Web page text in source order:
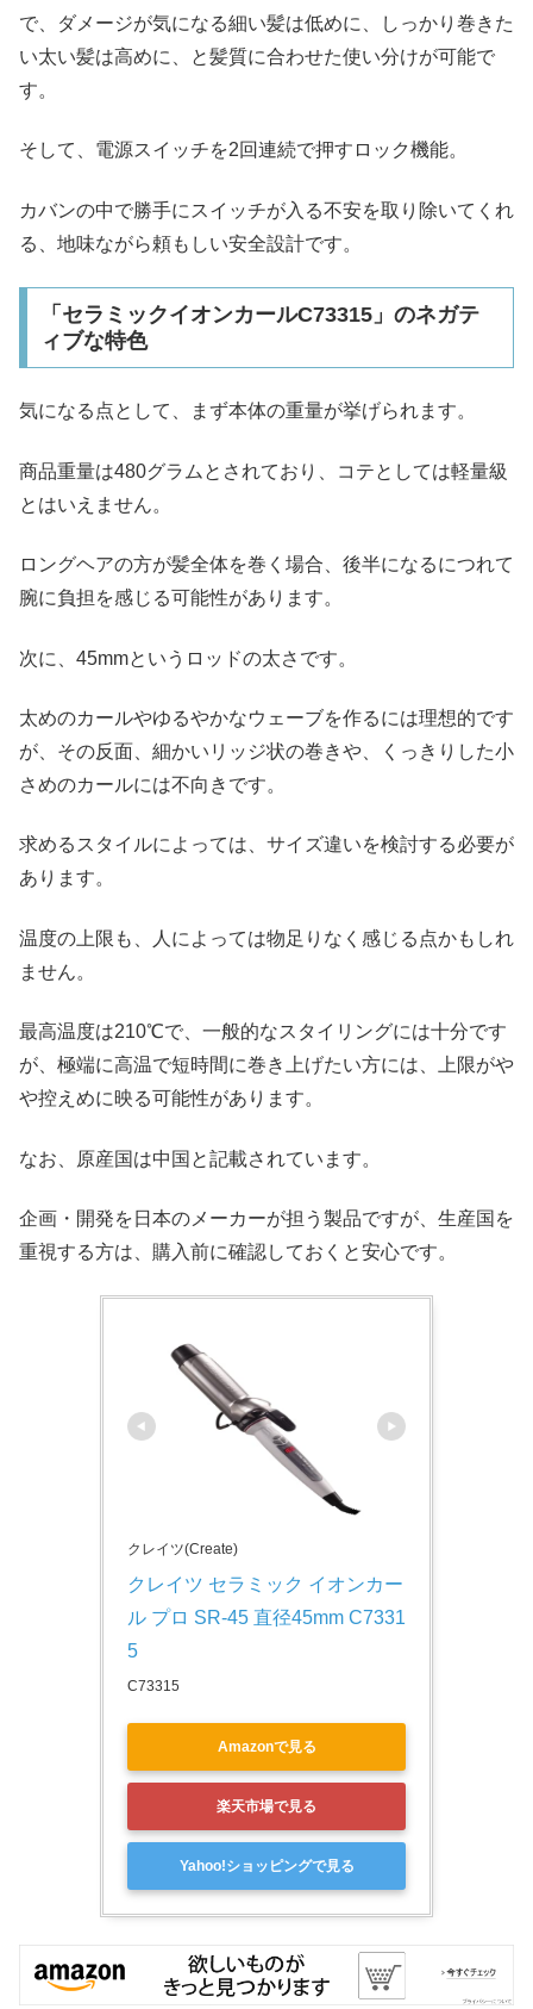
で、ダメージが気になる細い髪は低めに、しっかり巻きた
い太い髪は高めに、と髪質に合わせた使い分けが可能で
す。
そして、電源スイッチを2回連続で押すロック機能。
カバンの中で勝手にスイッチが入る不安を取り除いてくれ
る、地味ながら頼もしい安全設計です。
「セラミックイオンカールC73315」のネガテ
ィブな特色
気になる点として、まず本体の重量が挙げられます。
商品重量は480グラムとされており、コテとしては軽量級
とはいえません。
ロングヘアの方が髪全体を巻く場合、後半になるにつれて
腕に負担を感じる可能性があります。
次に、45mmというロッドの太さです。
太めのカールやゆるやかなウェーブを作るには理想的です
が、その反面、細かいリッジ状の巻きや、くっきりした小
さめのカールには不向きです。
求めるスタイルによっては、サイズ違いを検討する必要が
あります。
温度の上限も、人によっては物足りなく感じる点かもしれ
ません。
最高温度は210℃で、一般的なスタイリングには十分です
が、極端に高温で短時間に巻き上げたい方には、上限がや
や控えめに映る可能性があります。
なお、原産国は中国と記載されています。
企画・開発を日本のメーカーが担う製品ですが、生産国を
重視する方は、購入前に確認しておくと安心です。
クレイツ(Create)
クレイツ セラミック イオンカー
ル プロ SR-45 直径45mm C7331
5
C73315
Amazonで見る
楽天市場で見る
Yahoo!ショッピングで見る